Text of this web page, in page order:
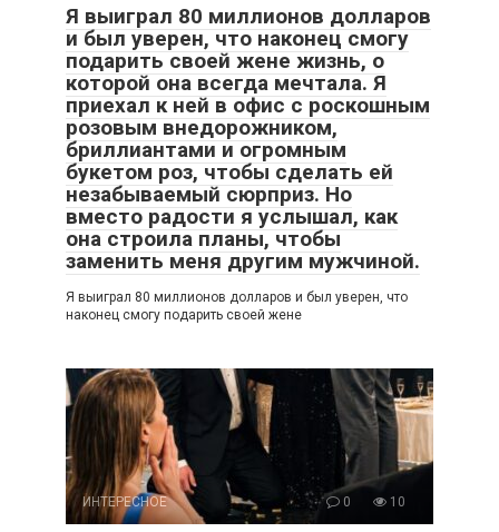
Я выиграл 80 миллионов долларов
и был уверен, что наконец смогу
подарить своей жене жизнь, о
которой она всегда мечтала. Я
приехал к ней в офис с роскошным
розовым внедорожником,
бриллиантами и огромным
букетом роз, чтобы сделать ей
незабываемый сюрприз. Но
вместо радости я услышал, как
она строила планы, чтобы
заменить меня другим мужчиной.
Я выиграл 80 миллионов долларов и был уверен, что
наконец смогу подарить своей жене
ИНТЕРЕСНОЕ 0 10